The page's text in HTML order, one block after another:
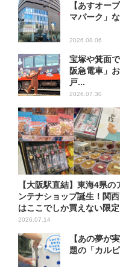
【あすオー
マパーク」
2026.08.06
宝塚や箕面
阪急電車」
戸...
2026.07.30
【大阪駅直結】東海4県の
ンテナショップ誕生！関
はここでしか買えない限
ル...
2026.07.14
【あの夢が
題の「カル